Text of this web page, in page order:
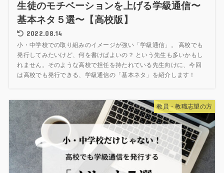
生徒のモチベーションを上げる学級通信〜
基本ネタ５選〜【高校版】
2022.08.14
小・中学校での取り組みのイメージが強い「学級通信」。 高校でも
発行してみたいけど、何を書けばよいの？ という先生も多いかもし
れません。そのような高校で担任を持たれている先生向けに、今回
は高校でも発行できる、学級通信の「基本ネタ」を紹介します！
教員・教職志望の方